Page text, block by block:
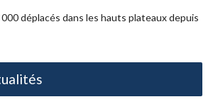
déplacés dans les hauts plateaux depuis